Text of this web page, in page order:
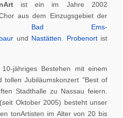
ist ein im Jahre 2002
aus dem Einzugsgebiet der
Bad Ems-
und Nastätten Probenortist
jähriges Bestehen mit einem
tollen Jubiläumskonzert "Best of
Stadthalle zu Nassau feiern.
Oktober 2005) besteht unser
tonArtisten im Alter von 20 bis